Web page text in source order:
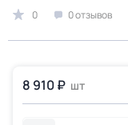
0 0 отзывов
8 910 ₽ шт